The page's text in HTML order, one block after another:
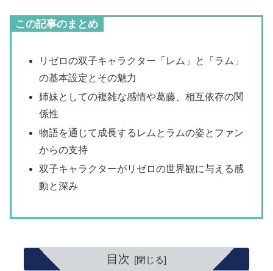
この記事のまとめ
リゼロの双子キャラクター「レム」と「ラム」
の基本設定とその魅力
姉妹としての複雑な感情や葛藤、相互依存の関
係性
物語を通じて成長するレムとラムの姿とファン
からの支持
双子キャラクターがリゼロの世界観に与える感
動と深み
目次